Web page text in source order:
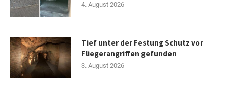
4. August 2026
Tief unter der Festung Schutz vor
Fliegerangriffen gefunden
3. August 2026